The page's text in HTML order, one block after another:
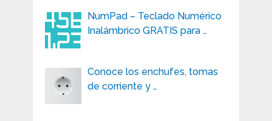
NumPad – Teclado Numérico
Inalámbrico GRATIS para …
Conoce los enchufes, tomas
de corriente y …